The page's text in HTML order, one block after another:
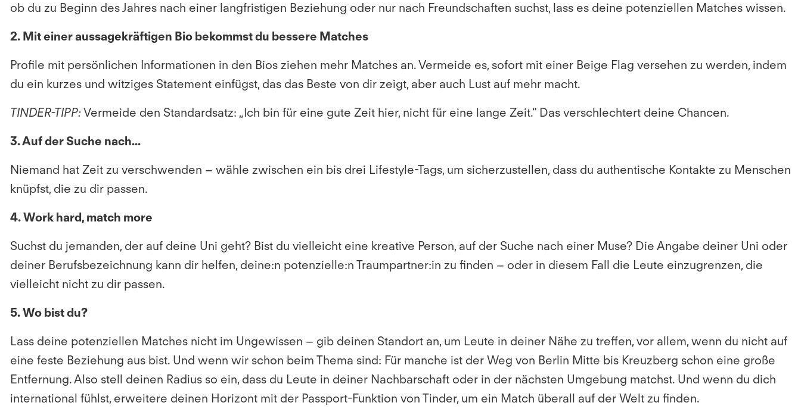
ob du zu Beginn des Jahres nach einer langfristigen Beziehung oder nur nach Freundschaften suchst, lass es deine potenziellen Matches wissen.
2. Mit einer aussagekräftigen Bio bekommst du bessere Matches
Profile mit persönlichen Informationen in den Bios ziehen mehr Matches an. Vermeide es, sofort mit einer Beige Flag versehen zu werden, indem
du ein kurzes und witziges Statement einfügst, das das Beste von dir zeigt, aber auch Lust auf mehr macht.
TINDER-TIPP:Vermeide den Standardsatz: „Ich bin für eine gute Zeit hier, nicht für eine lange Zeit.“ Das verschlechtert deine Chancen.
3. Auf der Suche nach...
Niemand hat Zeit zu verschwenden – wähle zwischen ein bis drei Lifestyle-Tags, um sicherzustellen, dass du authentische Kontakte zu Menschen
knüpfst, die zu dir passen.
4. Work hard, match more
Suchst du jemanden, der auf deine Uni geht? Bist du vielleicht eine kreative Person, auf der Suche nach einer Muse? Die Angabe deiner Uni oder
deiner Berufsbezeichnung kann dir helfen, deine:n potenzielle:n Traumpartner:in zu finden – oder in diesem Fall die Leute einzugrenzen, die
vielleicht nicht zu dir passen.
5. Wo bist du?
Lass deine potenziellen Matches nicht im Ungewissen – gib deinen Standort an, um Leute in deiner Nähe zu treffen, vor allem, wenn du nicht auf
eine feste Beziehung aus bist. Und wenn wir schon beim Thema sind: Für manche ist der Weg von Berlin Mitte bis Kreuzberg schon eine große
Entfernung. Also stell deinen Radius so ein, dass du Leute in deiner Nachbarschaft oder in der nächsten Umgebung matchst. Und wenn du dich
international fühlst, erweitere deinen Horizont mit der Passport-Funktion von Tinder, um ein Match überall auf der Welt zu finden.